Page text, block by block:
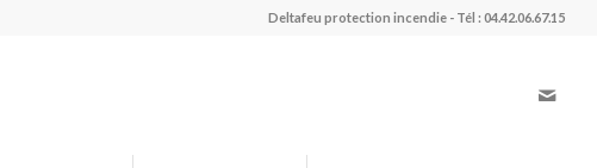
Deltafeu protection incendie - Tél : 04.42.06.67.15